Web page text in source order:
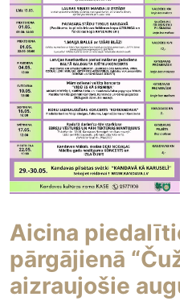
Aicina
pārgājienā
aizraujošie